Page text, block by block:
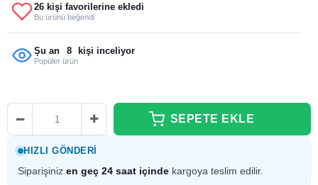
26 kişi favorilerine ekledi
Bu ürünü beğendi
Şu an 8 kişi inceliyor
Popüler ürün
HIZLI GÖNDERI
Siparişiniz en geç 24 saat içinde kargoya teslim edilir.